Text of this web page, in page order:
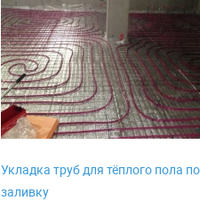
Укладка труб для тёплого пола
заливку